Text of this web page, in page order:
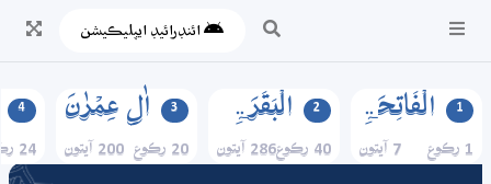
ائنڊرائيڊ ايپليڪيشن
1 الۡفَاتِحَۃِ
1 رڪوع 7 آيتون
2 الۡبَقَرَۃِ
40 رڪوع 286 آيتون
3 اٰلِ عِمۡرٰنَ
20 رڪوع 200 آيتون
4
24 رڪوع